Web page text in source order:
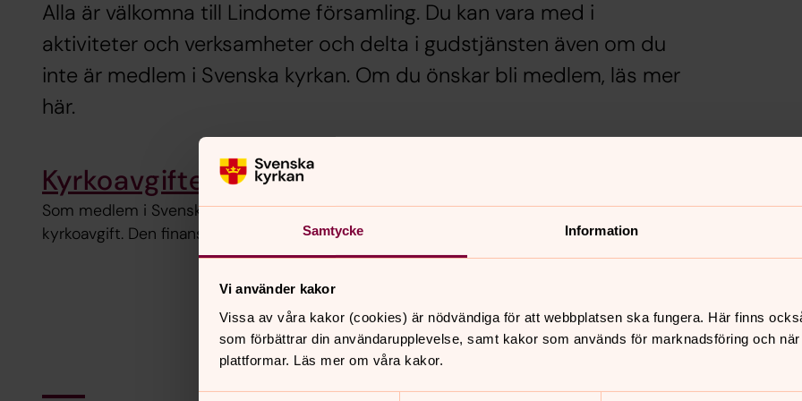
Samtycke Information
Vi använder kakor
Vissa av våra kakor (cookies) är nödvändiga för att webbplatsen ska fungera. Här finns
som förbättrar din användarupplevelse, samt kakor som används för marknadsföring och
plattformar. Läs mer om våra kakor.
Alla är välkomna till Lindome församling. Du kan vara med i
aktiviteter och verksamheter och delta i gudstjänsten även om du
inte är medlem i Svenska kyrkan. Om du önskar bli medlem, läs mer
här.
Kyrkoavgiften skapar möjligheter
Som medlem i Svenska kyrkan betalar du en medlemsavgift, också kallad
kyrkoavgift. Den finansierar den lokala församlingens verksamheter.
Anledningar
De flesta kommer ibland i
livet känns som
kyrkan stärka och ge